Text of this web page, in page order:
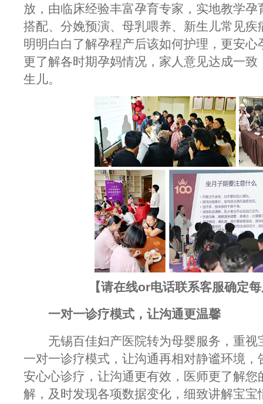
放，由临床经验丰富孕育专家，实地教学孕
搭配、分娩预演、母乳喂养、新生儿常见疾
明明白白了解孕程产后该如何护理，更安心
更了解各时期孕妈情况，家人意见达成一致
生儿。
【请在线or电话联系客服确定
一对一诊疗模式，让沟通更温馨
无锡百佳妇产医院转为母婴服务，重视
一对一诊疗模式，让沟通再相对静谧环境，
安心心诊疗，让沟通更有效，医师更了解您
解，及时发现各项数据变化，细致讲解宝宝